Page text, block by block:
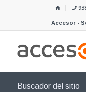
Accesor -
Buscador del sitio